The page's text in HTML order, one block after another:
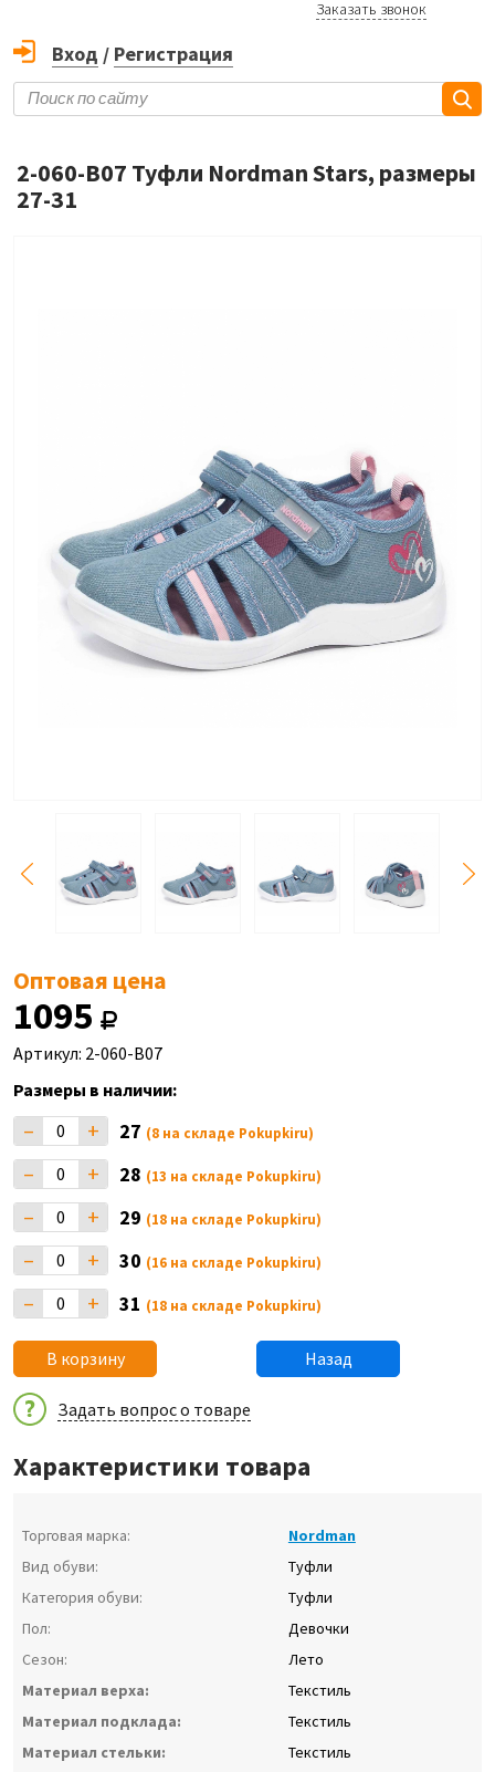
Заказать звонок
Вход / Регистрация
2-060-B07 Туфли Nordman Stars, размеры
27-31
Оптовая цена
1095
Артикул: 2-060-B07
Размеры в наличии:
– + 27 (8 на складе Pokupkiru)
– + 28 (13 на складе Pokupkiru)
– + 29 (18 на складе Pokupkiru)
– + 30 (16 на складе Pokupkiru)
– + 31 (18 на складе Pokupkiru)
В корзину Назад
Задать вопрос о товаре
Характеристики товара
Торговая марка:
Nordman
Вид обуви:
Туфли
Категория обуви:
Туфли
Пол:
Девочки
Сезон:
Лето
Материал верха:
Текстиль
Материал подклада:
Текстиль
Материал стельки:
Текстиль